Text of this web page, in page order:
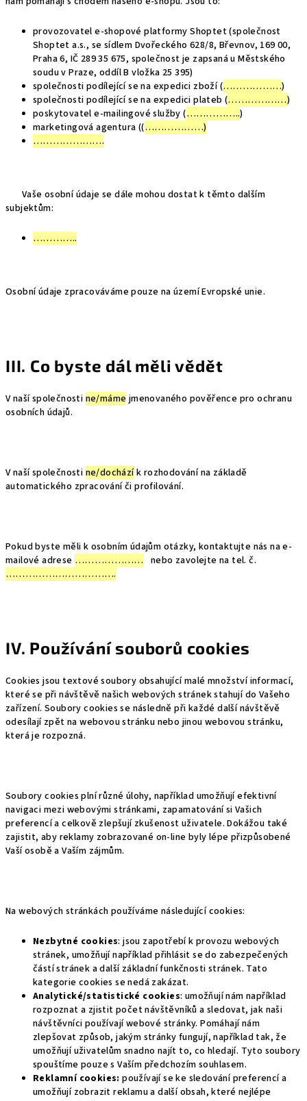
provozovatel e-shopové platformy Shoptet (společnost
Shoptet a.s., se sídlem Dvořeckého 628/8, Břevnov, 169 00,
Praha 6, IČ 289 35 675, společnost je zapsaná u Městského
soudu v Praze, oddíl B vložka 25 395)
společnosti podílející se na expedici zboží (………………)
společnosti podílející se na expedici plateb (………………)
poskytovatel e-mailingové služby (……………..)
marketingová agentura ((………………)
………………….
Vaše osobní údaje se dále mohou dostat k těmto dalším
subjektům:
…………..
Osobní údaje zpracováváme pouze na území Evropské unie.
III. Co byste dál měli vědět
V naší společnosti ne/máme jmenovaného pověřence pro ochranu
osobních údajů.
V naší společnosti ne/docházík rozhodování na základě
automatického zpracování či profilování.
Pokud byste měli k osobním údajům otázky, kontaktujte nás na e-
mailové adrese …………………
nebo zavolejte na tel. č.
…………………………….
IV. Používání souborů cookies
Cookies jsou textové soubory obsahující malé množství informací,
které se při návštěvě našich webových stránek stahují do Vašeho
zařízení. Soubory cookies se následně při každé další návštěvě
odesílají zpět na webovou stránku nebo jinou webovou stránku,
která je rozpozná.
Soubory cookies plní různé úlohy, například umožňují efektivní
navigaci mezi webovými stránkami, zapamatování si Vašich
preferencí a celkově zlepšují zkušenost uživatele. Dokážou také
zajistit, aby reklamy zobrazované on-line byly lépe přizpůsobené
Vaší osobě a Vaším zájmům.
Na webových stránkách používáme následující cookies:
Nezbytné cookies: jsou zapotřebí k provozu webových
stránek, umožňují například přihlásit se do zabezpečených
částí stránek a další základní funkčnosti stránek. Tato
kategorie cookies se nedá zakázat.
Analytické/statistické cookies: umožňují nám například
rozpoznat a zjistit počet návštěvníků a sledovat, jak naši
návštěvníci používají webové stránky. Pomáhají nám
zlepšovat způsob, jakým stránky fungují, například tak, že
umožňují uživatelům snadno najít to, co hledají. Tyto soubory
spouštíme pouze s Vaším předchozím souhlasem.
Reklamní cookies: používají se ke sledování preferencí a
umožňují zobrazit reklamu a další obsah, které nejlépe